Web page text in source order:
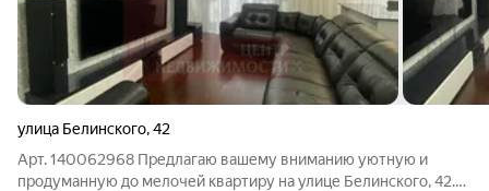
улица Белинского,42
Арт. 140062968 Предлагаю вашему вниманию уютную и
продуманную до мелочей квартиру на улице Белинского, 42.